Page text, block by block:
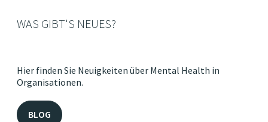
WAS GIBT'S NEUES?
Hier finden Sie Neuigkeiten über Mental Health in
Organisationen.
BLOG